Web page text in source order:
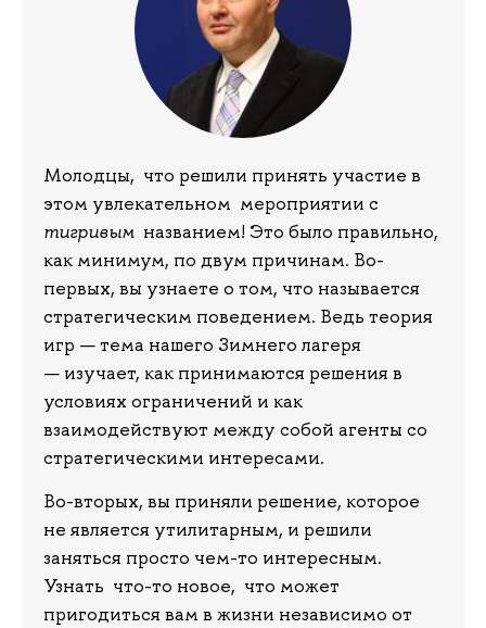
Молодцы, что решили принять участие в
этом увлекательном мероприятии с
тигривым названием! Это было правильно,
как минимум, по двум причинам. Во-
первых, вы узнаете о том, что называется
стратегическим поведением. Ведь теория
игр — тема нашего Зимнего лагеря
— изучает, как принимаются решения в
условиях ограничений и как
взаимодействуют между собой агенты со
стратегическими интересами.
Во-вторых, вы приняли решение, которое
не является утилитарным, и решили
заняться просто чем-то интересным.
Узнать что-то новое, что может
пригодиться вам в жизни независимо от